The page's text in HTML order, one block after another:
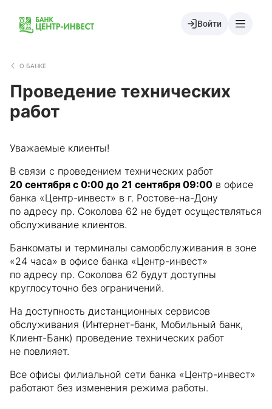
Войти
О БАНКЕ
Проведение технических
работ
Уважаемые клиенты!
В связи с проведением технических работ
20 сентября с 0:00 до 21 сентября 09:00 в офисе
банка «Центр-инвест» в г. Ростове-на-Дону
по адресу пр. Соколова 62 не будет осуществляться
обслуживание клиентов.
Банкоматы и терминалы самообслуживания в зоне
«24 часа» в офисе банка «Центр-инвест»
по адресу пр. Соколова 62 будут доступны
круглосуточно без ограничений.
На доступность дистанционных сервисов
обслуживания (Интернет-банк, Мобильный банк,
Клиент-Банк) проведение технических работ
не повлияет.
Все офисы филиальной сети банка «Центр-инвест»
работают без изменения режима работы.